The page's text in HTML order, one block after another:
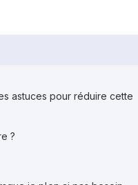
astuces pour réduire cette
?